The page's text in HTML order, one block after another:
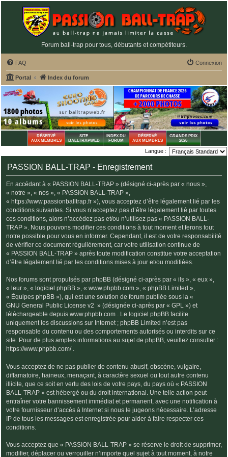
Forum ball-trap pour tous, débutants et compétiteurs.
FAQ Connexion
Portal Index du forum
RÉSERVÉ
AUX MEMBRES
SITE
BALLTRAPWEB
INDEX DU
FORUM
RÉSERVÉ
AUX MEMBRES
GRANDS PRIX
2026
Langue :
PASSION BALL-TRAP - Enregistrement
En accédant à « PASSION BALL-TRAP » (désigné ci-après par « nous »,
« notre », « nos », « PASSION BALL-TRAP »,
« https://www.passionballtrap.fr »), vous acceptez d’être légalement lié par les
conditions suivantes. Si vous n’acceptez pas d’être légalement lié par toutes
ces conditions, alors n’accédez pas et/ou n’utilisez pas « PASSION BALL-
TRAP ». Nous pouvons modifier ces conditions à tout moment et ferons tout
notre possible pour vous en informer. Cependant, il est de votre responsabilité
de vérifier ce document régulièrement, car votre utilisation continue de
« PASSION BALL-TRAP » après toute modification constitue votre acceptation
d’être légalement lié par les conditions mises à jour et/ou modifiées.
Nos forums sont propulsés par phpBB (désigné ci-après par « ils », « eux »,
« leur », « logiciel phpBB », « www.phpbb.com », « phpBB Limited »,
« Équipes phpBB »), qui est une solution de forum publiée sous la «
GNU General Public License v2 » (désignée ci-après par « GPL ») et
téléchargeable depuis www.phpbb.com . Le logiciel phpBB facilite
uniquement les discussions sur Internet ; phpBB Limited n’est pas
responsable du contenu ou des comportements autorisés ou interdits sur ce
site. Pour de plus amples informations au sujet de phpBB, veuillez consulter :
https://www.phpbb.com/ .
Vous acceptez de ne pas publier de contenu abusif, obscène, vulgaire,
diffamatoire, haineux, menaçant, à caractère sexuel ou tout autre contenu
illicite, que ce soit en vertu des lois de votre pays, du pays où « PASSION
BALL-TRAP » est hébergé ou du droit international. Une telle action peut
entraîner votre bannissement immédiat et permanent, avec une notification à
votre fournisseur d’accès à Internet si nous le jugeons nécessaire. L’adresse
IP de tous les messages est enregistrée pour aider à faire respecter ces
conditions.
Vous acceptez que « PASSION BALL-TRAP » se réserve le droit de supprimer,
modifier, déplacer ou verrouiller n’importe quel sujet à tout moment, à notre